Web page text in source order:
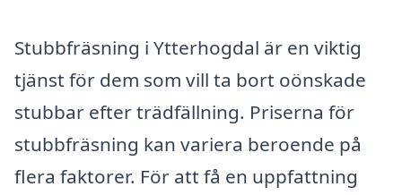
Stubbfräsning i Ytterhogdal är en viktig
tjänst för dem som vill ta bort oönskade
stubbar efter trädfällning. Priserna för
stubbfräsning kan variera beroende på
flera faktorer. För att få en uppfattning